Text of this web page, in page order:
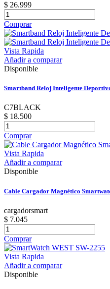
$ 26.999
Comprar
Vista Rapida
Añadir a comparar
Disponible
Smartband Reloj Inteligente
C7BLACK
$ 18.500
Comprar
Vista Rapida
Añadir a comparar
Disponible
Cable Cargador Magnético
cargadorsmart
$ 7.045
Comprar
Vista Rapida
Añadir a comparar
Disponible